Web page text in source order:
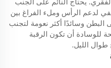
يحتاج النائم على الجنب
لدعم الرأس وملء الفراغ بين
وسائدًا أكثر نعومة لتجنب
للوسادة أن تكون الرقبة
الليل.